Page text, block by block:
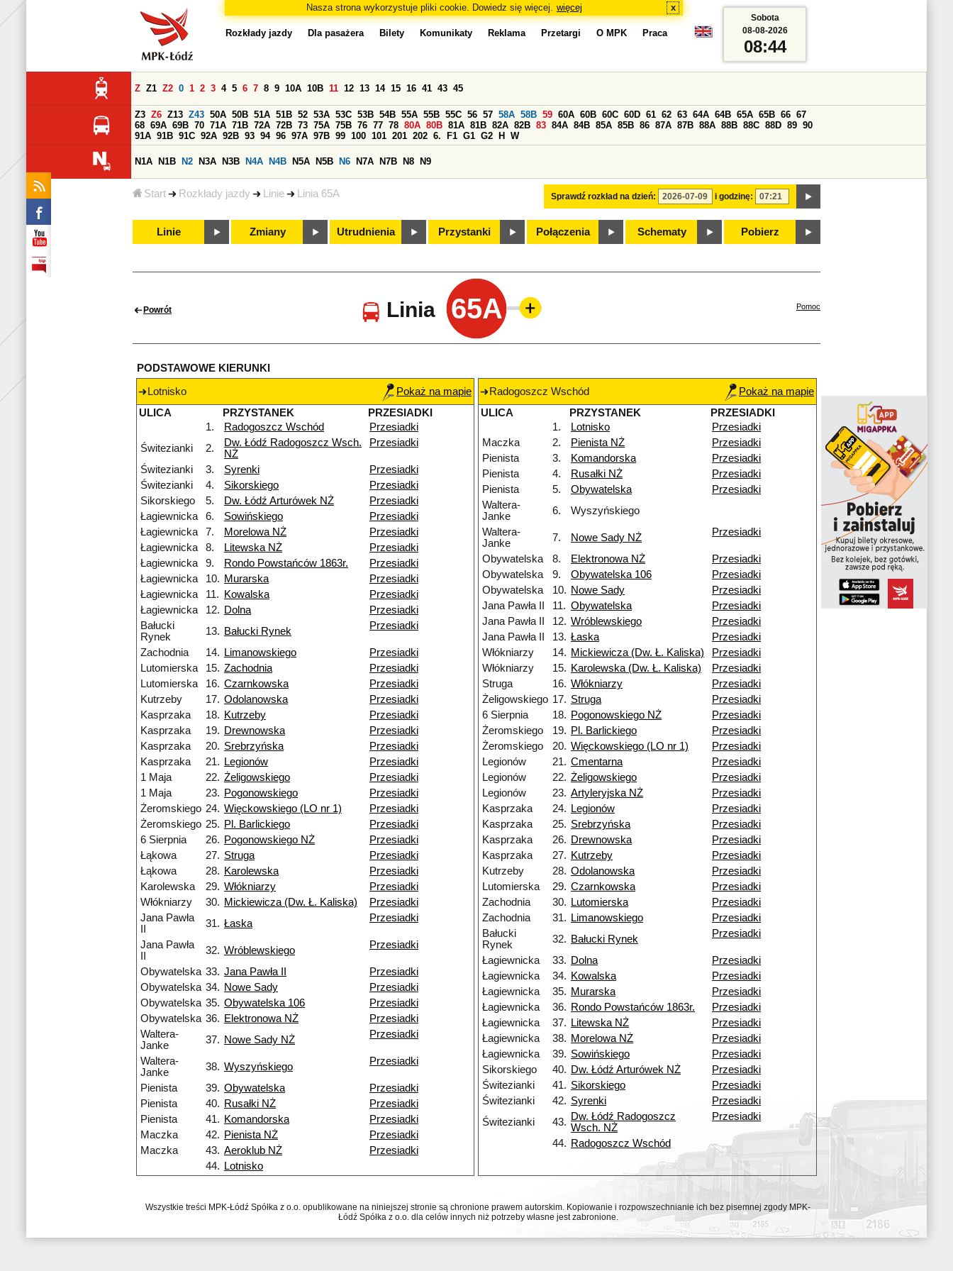
Nasza strona wykorzystuje pliki cookie. Dowiedz się więcej. więcej x
Start Rozkłady jazdy Linie Linia 65A
Rozkłady jazdy Dla pasażera Bilety Komunikaty Reklama Przetargi O MPK Praca
Sprawdź rozkład na dzień: i godzinę:
Z Z1 Z2 0 1 2 3 4 5 6 7 8 9 10A 10B 11 12 13 14 15 16 41 43 45
Z3 Z6 Z13 Z43 50A 50B 51A 51B 52 53A 53C 53B 54B 55A 55B 55C 56 57 58A 58B 59 60A 60B 60C 60D 61 62 63 64A 64B 65A 65B 66 67
68 69A 69B 70 71A 71B 72A 72B 73 75A 75B 76 77 78 80A 80B 81A 81B 82A 82B 83 84A 84B 85A 85B 86 87A 87B 88A 88B 88C 88D 89 90
91A 91B 91C 92A 92B 93 94 96 97A 97B 99 100 101 201 202 6. F1 G1 G2 H W
N1A N1B N2 N3A N3B N4A N4B N5A N5B N6 N7A N7B N8 N9
Linie Zmiany Utrudnienia Przystanki Połączenia Schematy Pobierz
Sobota
08-08-2026
08:44
Powrót Linia 65A Pomoc
PODSTAWOWE KIERUNKI
Lotnisko
Pokaż na mapie
ULICA
PRZYSTANEK
PRZESIADKI
1.
Radogoszcz Wschód
Przesiadki
Świtezianki
2.
Dw. Łódź Radogoszcz Wsch.
NŻ
Przesiadki
Świtezianki 3. Syrenki
Przesiadki
Świtezianki
4. Sikorskiego
Przesiadki
Sikorskiego
5. Dw. Łódź Arturówek NŻ
Przesiadki
Łagiewnicka
6. Sowińskiego
Przesiadki
Łagiewnicka
7. Morelowa NŻ
Przesiadki
Łagiewnicka
8. Litewska NŻ
Przesiadki
Łagiewnicka
9. Rondo Powstańców 1863r.
Przesiadki
Łagiewnicka
10. Murarska
Przesiadki
Łagiewnicka
11. Kowalska
Przesiadki
Łagiewnicka
12. Dolna
Przesiadki
Bałucki
Rynek
13. Bałucki Rynek Przesiadki
Zachodnia 14. Limanowskiego
Przesiadki
Lutomierska
15. Zachodnia
Przesiadki
Lutomierska
16. Czarnkowska
Przesiadki
Kutrzeby
17. Odolanowska
Przesiadki
Kasprzaka
18. Kutrzeby
Przesiadki
Kasprzaka
19. Drewnowska
Przesiadki
Kasprzaka
20. Srebrzyńska
Przesiadki
Kasprzaka
21. Legionów
Przesiadki
1 Maja
22. Żeligowskiego
Przesiadki
1 Maja
23. Pogonowskiego
Przesiadki
Żeromskiego 24. Więckowskiego (LO nr 1)
Przesiadki
Żeromskiego 25. Pl. Barlickiego
Przesiadki
6 Sierpnia
26. Pogonowskiego NŻ
Przesiadki
Łąkowa
27. Struga
Przesiadki
Łąkowa
28. Karolewska
Przesiadki
Karolewska
29. Włókniarzy
Przesiadki
Włókniarzy
30. Mickiewicza (Dw. Ł. Kaliska)
Przesiadki
Jana Pawła
31. Łaska Przesiadki
Jana Pawła
32. Wróblewskiego Przesiadki
Obywatelska 33. Jana Pawła II
Przesiadki
Obywatelska 34. Nowe Sady
Przesiadki
Obywatelska 35. Obywatelska 106
Przesiadki
Obywatelska 36. Elektronowa NŻ
Przesiadki
Waltera-
Janke
37. Nowe Sady NŻ Przesiadki
Waltera-
Janke
38. Wyszyńskiego Przesiadki
Pienista 39. Obywatelska
Przesiadki
Pienista
40. Rusałki NŻ
Przesiadki
Pienista
41. Komandorska
Przesiadki
Maczka
42. Pienista NŻ
Przesiadki
Maczka
43. Aeroklub NŻ
Przesiadki
44.
Lotnisko
Radogoszcz Wschód
Pokaż na mapie
ULICA
PRZYSTANEK
PRZESIADKI
1.
Lotnisko
Przesiadki
Maczka
2. Pienista NŻ
Przesiadki
Pienista
3. Komandorska
Przesiadki
Pienista
4. Rusałki NŻ
Przesiadki
Pienista
5. Obywatelska
Przesiadki
Waltera-
Janke
6.
Wyszyńskiego
Waltera-
Janke
7. Nowe Sady NŻ Przesiadki
Obywatelska 8. Elektronowa NŻ
Przesiadki
Obywatelska
9. Obywatelska 106
Przesiadki
Obywatelska
10. Nowe Sady
Przesiadki
Jana Pawła II
11. Obywatelska
Przesiadki
Jana Pawła II
12. Wróblewskiego
Przesiadki
Jana Pawła II
13. Łaska
Przesiadki
Włókniarzy
14. Mickiewicza (Dw. Ł. Kaliska)
Przesiadki
Włókniarzy
15. Karolewska (Dw. Ł. Kaliska)
Przesiadki
Struga
16. Włókniarzy
Przesiadki
Żeligowskiego 17. Struga
Przesiadki
6 Sierpnia
18. Pogonowskiego NŻ
Przesiadki
Żeromskiego
19. Pl. Barlickiego
Przesiadki
Żeromskiego
20. Więckowskiego (LO nr 1)
Przesiadki
Legionów
21. Cmentarna
Przesiadki
Legionów
22. Żeligowskiego
Przesiadki
Legionów
23. Artyleryjska NŻ
Przesiadki
Kasprzaka
24. Legionów
Przesiadki
Kasprzaka
25. Srebrzyńska
Przesiadki
Kasprzaka
26. Drewnowska
Przesiadki
Kasprzaka
27. Kutrzeby
Przesiadki
Kutrzeby
28. Odolanowska
Przesiadki
Lutomierska
29. Czarnkowska
Przesiadki
Zachodnia
30. Lutomierska
Przesiadki
Zachodnia
31. Limanowskiego
Przesiadki
Bałucki
Rynek
32. Bałucki Rynek Przesiadki
Łagiewnicka 33. Dolna
Przesiadki
Łagiewnicka
34. Kowalska
Przesiadki
Łagiewnicka
35. Murarska
Przesiadki
Łagiewnicka
36. Rondo Powstańców 1863r.
Przesiadki
Łagiewnicka
37. Litewska NŻ
Przesiadki
Łagiewnicka
38. Morelowa NŻ
Przesiadki
Łagiewnicka
39. Sowińskiego
Przesiadki
Sikorskiego
40. Dw. Łódź Arturówek NŻ
Przesiadki
Świtezianki
41. Sikorskiego
Przesiadki
Świtezianki
42. Syrenki
Przesiadki
Świtezianki
43. Dw. Łódź Radogoszcz
Wsch. NŻ
Przesiadki
44. Radogoszcz Wschód
Wszystkie treści MPK-Łódź Spółka z o.o. opublikowane na niniejszej stronie są chronione prawem autorskim. Kopiowanie i rozpowszechnianie ich bez pisemnej zgody MPK-
Łódź Spółka z o.o. dla celów innych niż potrzeby własne jest zabronione.